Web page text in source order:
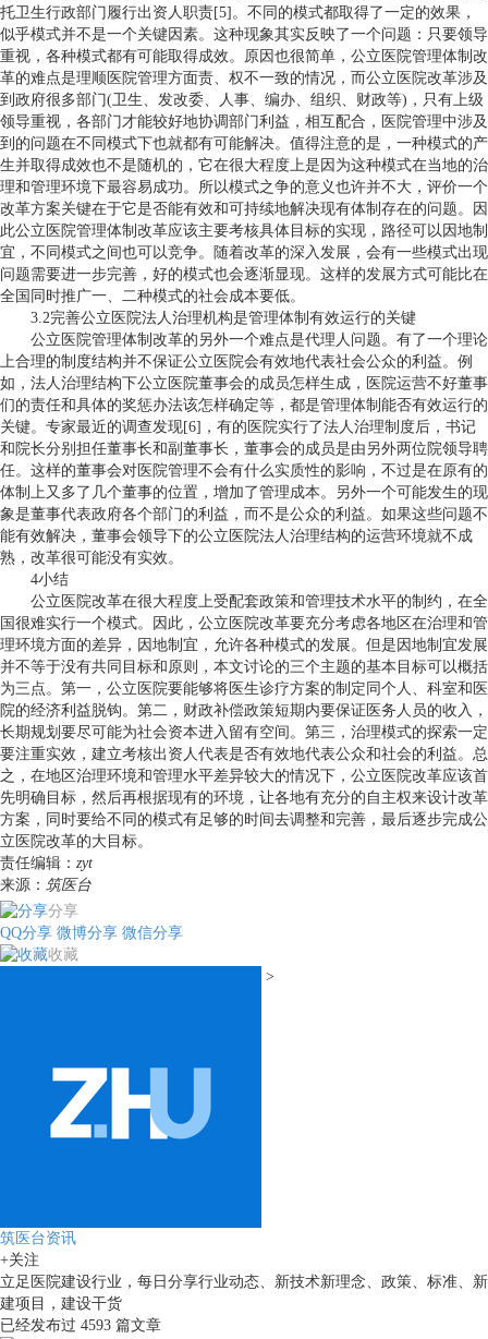
托卫生行政部门履行出资人职责[5]。不同的模式都取得了一定的效果，
似乎模式并不是一个关键因素。这种现象其实反映了一个问题：只要领导
重视，各种模式都有可能取得成效。原因也很简单，公立医院管理体制改
革的难点是理顺医院管理方面责、权不一致的情况，而公立医院改革涉及
到政府很多部门(卫生、发改委、人事、编办、组织、财政等)，只有上级
领导重视，各部门才能较好地协调部门利益，相互配合，医院管理中涉及
到的问题在不同模式下也就都有可能解决。值得注意的是，一种模式的产
生并取得成效也不是随机的，它在很大程度上是因为这种模式在当地的治
理和管理环境下最容易成功。所以模式之争的意义也许并不大，评价一个
改革方案关键在于它是否能有效和可持续地解决现有体制存在的问题。因
此公立医院管理体制改革应该主要考核具体目标的实现，路径可以因地制
宜，不同模式之间也可以竞争。随着改革的深入发展，会有一些模式出现
问题需要进一步完善，好的模式也会逐渐显现。这样的发展方式可能比在
全国同时推广一、二种模式的社会成本要低。
3.2完善公立医院法人治理机构是管理体制有效运行的关键
公立医院管理体制改革的另外一个难点是代理人问题。有了一个理论
上合理的制度结构并不保证公立医院会有效地代表社会公众的利益。例
如，法人治理结构下公立医院董事会的成员怎样生成，医院运营不好董事
们的责任和具体的奖惩办法该怎样确定等，都是管理体制能否有效运行的
关键。专家最近的调查发现[6]，有的医院实行了法人治理制度后，书记
和院长分别担任董事长和副董事长，董事会的成员是由另外两位院领导聘
任。这样的董事会对医院管理不会有什么实质性的影响，不过是在原有的
体制上又多了几个董事的位置，增加了管理成本。另外一个可能发生的现
象是董事代表政府各个部门的利益，而不是公众的利益。如果这些问题不
能有效解决，董事会领导下的公立医院法人治理结构的运营环境就不成
熟，改革很可能没有实效。
4小结
公立医院改革在很大程度上受配套政策和管理技术水平的制约，在全
国很难实行一个模式。因此，公立医院改革要充分考虑各地区在治理和管
理环境方面的差异，因地制宜，允许各种模式的发展。但是因地制宜发展
并不等于没有共同目标和原则，本文讨论的三个主题的基本目标可以概括
为三点。第一，公立医院要能够将医生诊疗方案的制定同个人、科室和医
院的经济利益脱钩。第二，财政补偿政策短期内要保证医务人员的收入，
长期规划要尽可能为社会资本进入留有空间。第三，治理模式的探索一定
要注重实效，建立考核出资人代表是否有效地代表公众和社会的利益。总
之，在地区治理环境和管理水平差异较大的情况下，公立医院改革应该首
先明确目标，然后再根据现有的环境，让各地有充分的自主权来设计改革
方案，同时要给不同的模式有足够的时间去调整和完善，最后逐步完成公
立医院改革的大目标。
责任编辑： zyt
来源： 筑医台
分享
QQ分享 微博分享 微信分享
收藏
>
筑医台资讯
+关注
立足医院建设行业，每日分享行业动态、新技术新理念、政策、标准、新
建项目，建设干货
已经发布过 4593 篇文章